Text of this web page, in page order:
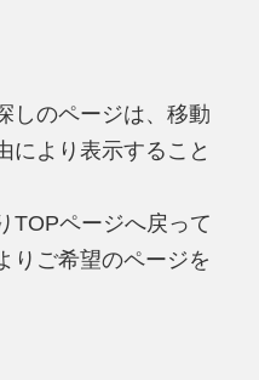
しのページは、移動
により表示すること
TOPページへ戻って
りご希望のページを